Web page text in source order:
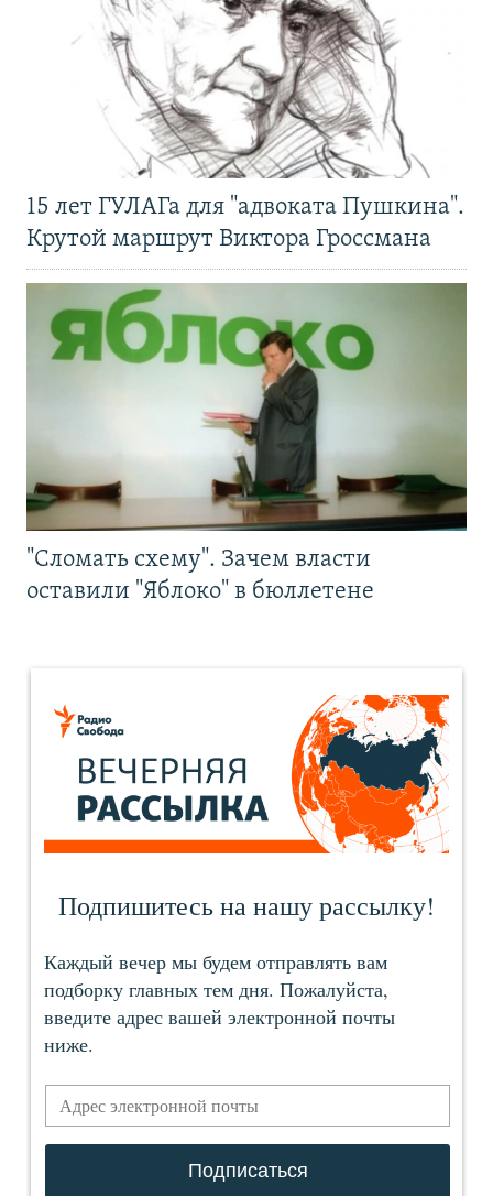
15 лет ГУЛАГа для "адвоката Пушкина".
Крутой маршрут Виктора Гроссмана
"Сломать схему". Зачем власти
оставили "Яблоко" в бюллетене